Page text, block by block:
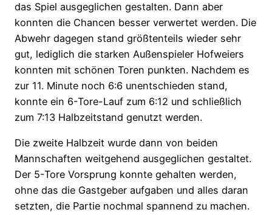
das Spiel ausgeglichen gestalten. Dann aber
konnten die Chancen besser verwertet werden. Die
Abwehr dagegen stand größtenteils wieder sehr
gut, lediglich die starken Außenspieler Hofweiers
konnten mit schönen Toren punkten. Nachdem es
zur 11. Minute noch 6:6 unentschieden stand,
konnte ein 6-Tore-Lauf zum 6:12 und schließlich
zum 7:13 Halbzeitstand genutzt werden.
Die zweite Halbzeit wurde dann von beiden
Mannschaften weitgehend ausgeglichen gestaltet.
Der 5-Tore Vorsprung konnte gehalten werden,
ohne das die Gastgeber aufgaben und alles daran
setzten, die Partie nochmal spannend zu machen.